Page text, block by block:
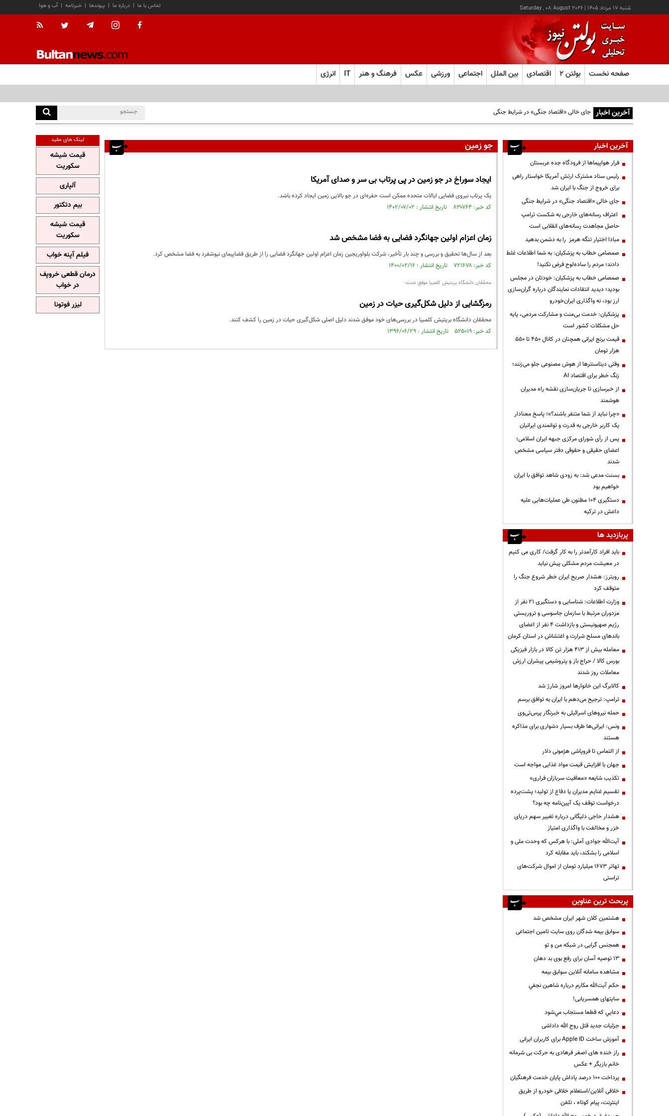
شنبه ۱۷ مرداد ۱۴۰۵ |
Saturday , 08 August 2026 آب و هوا | خبرنامه | پیوندها | درباره ما | تماس با ما
صفحه نخست بولتن ۲ اقتصادی بین الملل اجتماعی ورزشی عکس فرهنگ و هنر IT انرژی
آخرین اخبار جای خالی «اقتصاد جنگی» در شرایط جنگی
جو زمین
ایجاد سوراخ در جو زمین در پی پرتاب بی سر و صدای آمریکا
یک پرتاب نیروی فضایی ایالات متحده ممکن است حفره‌ای در جو بالایی زمین ایجاد کرده باشد.
کد خبر: ۸۳۰۷۶۴ تاریخ انتشار : ۱۴۰۲/۰۷/۰۲
زمان اعزام اولین جهانگرد فضایی به فضا مشخص شد
بعد از سال‌ها تحقیق و بررسی و چند بار تأخیر، شرکت بلواوریجین زمان اعزام اولین جهانگرد فضایی را از طریق فضاپیمای نیوشفرد به فضا مشخص کرد.
کد خبر: ۷۲۱۶۷۸ تاریخ انتشار : ۱۴۰۰/۰۲/۱۶
محققان دانشگاه بریتیش کلمبیا موفق شدند؛
رمزگشایی از دلیل شکل‌گیری حیات در زمین
محققان دانشگاه بریتیش کلمبیا در بررسی‌های خود موفق شدند دلیل اصلی شکل‌گیری حیات در زمین را کشف کنند.
کد خبر: ۵۲۵۰۱۹ تاریخ انتشار : ۱۳۹۶/۰۶/۲۹
آخرین اخبار
فرار هواپیماها از فرودگاه جده عربستان
رئیس ستاد مشترک ارتش آمریکا خواستار راهی
برای خروج از جنگ با ایران شد
جای خالی «اقتصاد جنگی» در شرایط جنگی
اعتراف رسانه‌های خارجی به شکست ترامپ
حاصل مجاهدت رسانه‌های انقلابی است
مبادا اختیار تنگه هرمز را به دشمن بدهید
صمصامی خطاب به پزشکیان: به شما اطلاعات غلط
دادند؛ مردم را ساده‌لوح فرض نکنید!
صمصامی خطاب به پزشکیان: خودتان در مجلس
بودید؛ دیدید انتقادات نمایندگان درباره گران‌سازی
ارز بود، نه واگذاری ایران‌خودرو
پزشکیان: خدمت بی‌منت و مشارکت مردمی، پایه
حل مشکلات کشور است
قیمت‌ برنج ایرانی همچنان در کانال ۴۵۰ تا ۵۵۰
هزار تومان
وقتی دیتاسنترها از هوش مصنوعی جلو می‌زنند؛
زنگ خطر برای اقتصاد AI
از خبرسازی تا جریان‌سازی نقشه راه مدیران
هوشمند
«چرا نباید از شما متنفر باشند؟»؛ پاسخ معنادار
یک کاربر خارجی به قدرت و توانمندی ایرانیان
پس از رأی شورای مرکزی جبهه ایران اسلامی؛
اعضای حقیقی و حقوقی دفتر سیاسی مشخص
شدند
بسنت مدعی شد: به زودی شاهد توافق با ایران
خواهیم بود
دستگیری ۱۰۴ مظنون طی عملیات‌هایی علیه
داعش در ترکیه
پربازدید ها
باید افراد کارآمدتر را به کار گرفت/ کاری می کنیم
در معیشت مردم مشکلی پیش نیاید
رویترز: هشدار صریح ایران خطر شروع جنگ را
متوقف کرد
وزارت اطلاعات: شناسایی و دستگیری ۲۱ نفر از
مزدوران مرتبط با سازمان جاسوسی و تروریستی
رژیم صهیونیستی و بازداشت ۴ نفر از اعضای
باندهای مسلح شرارت و اغتشاش در استان کرمان
معامله بیش از ۴۱۳ هزار تن کالا در بازار فیزیکی
بورس کالا / حراج باز و پتروشیمی پیشران ارزش
معاملات روز شدند
کالابرگ این خانوارها امروز شارژ شد
ترامپ: ترجیح می‌دهم با ایران به توافق برسم
حمله نیروهای اسرائیلی به خبرنگار پرس‌تی‌وی
ونس: ایرانی‌ها طرف بسیار دشواری برای مذاکره
هستند
از التماس تا فروپاشی هژمونی دلار
جهان با افزایش قیمت مواد غذایی مواجه است
تکذیب شایعه «معافیت سربازان فراری»
تقسیم غنایم مدیران یا دفاع از تولید؛ پشت‌پرده
درخواست توقف یک آیین‌نامه چه بود؟
هشدار حاجی دلیگانی درباره تغییر سهم دریای
خزر و مخالفت با واگذاری امتیاز
آیت‌الله جوادی آملی: با هرکس که وحدت ملی و
اسلامی را بشکند، باید مقابله کرد
تهاتر ۱۶۷۳ میلیارد تومان از اموال شرکت‌های
تراستی
پربحث ترین عناوین
هشتمین کلان شهر ایران مشخص شد
سوابق بیمه شدگان روی سایت تامین اجتماعی
همجنس گرایی در شبکه من و تو
13 توصیه آسان برای رفع بوی بد دهان
مشاهده سامانه آنلاين سوابق بیمه
حكم آيت‌الله مكارم درباره شاهين نجفي
سایتهای همسریابی!
دعايي كه قطعا مستجاب مي‌شود
جزئیات جدید قتل روح الله داداشی
آموزش ساخت Apple ID برای کاربران ایرانی
راز خنده های اصغر فرهادی به حرکت بی شرمانه
خانم بازیگر + عکس
پرداخت ۱۰۰ درصد پاداش پایان خدمت فرهنگیان
خلافی آنلاین/استعلام خلافی خودرو از طریق
اینترنت، پیام کوتاه ، تلفن
لینک های مفید
قیمت شیشه
سکوریت
آلپاری
بیم دتکتور
قیمت شیشه
سکوریت
فیلم آپنه خواب
درمان قطعی خروپف
در خواب
لیزر فوتونا